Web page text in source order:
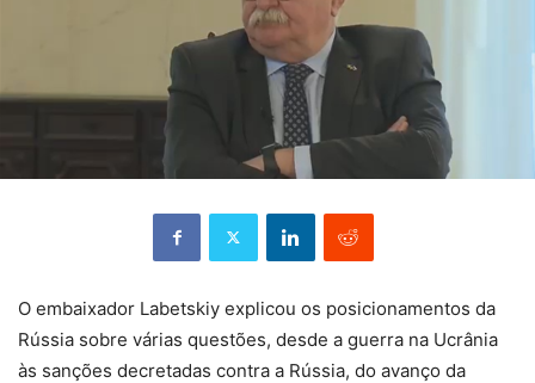
O embaixador Labetskiy explicou os posicionamentos da
Rússia sobre várias questões, desde a guerra na Ucrânia
às sanções decretadas contra a Rússia, do avanço da